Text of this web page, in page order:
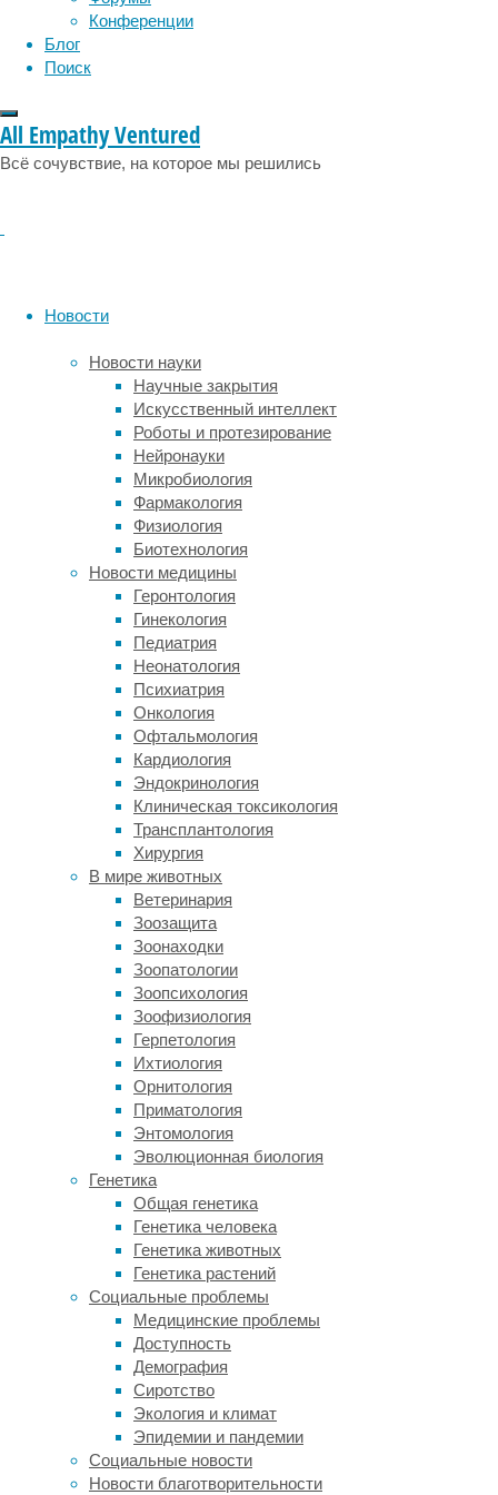
Конференции
Блог
Поиск
All Empathy Ventured
Всё сочувствие, на которое мы решились
Новости
Новости науки
Научные закрытия
Искусственный интеллект
Роботы и протезирование
Нейронауки
Микробиология
Фармакология
Физиология
Биотехнология
Новости медицины
Геронтология
Гинекология
Педиатрия
Неонатология
Психиатрия
Онкология
Офтальмология
Кардиология
Эндокринология
Клиническая токсикология
Трансплантология
Хирургия
В мире животных
Ветеринария
Зоозащита
Зоонаходки
Зоопатологии
Зоопсихология
Зоофизиология
Герпетология
Ихтиология
Орнитология
Приматология
Энтомология
Эволюционная биология
Генетика
Общая генетика
Генетика человека
Генетика животных
Генетика растений
Социальные проблемы
Медицинские проблемы
Доступность
Демография
Сиротство
Экология и климат
Эпидемии и пандемии
Социальные новости
Новости благотворительности
к
появлению
Это
могут
саррацений,
как
росянок,
даже
активно
захлопывающиеся
у
венериной
мухоловки.
если
фильмах
ужасов
появление
хищных
растений
может
быть
связано
древним
проклятием
каплей
крови,
попавшей
листья,
реальной
жизни
определяется
ДНК.
Чтобы
выяснить
эволюционные
механизмы,
которые
обеспечили
развитие
у
них